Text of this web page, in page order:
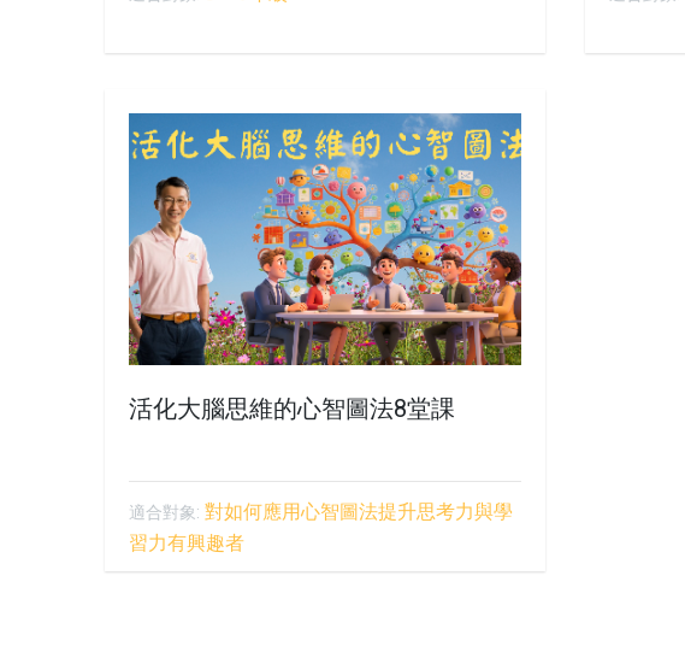
活化大腦思維的心智圖法8堂課
適合對象: 對如何應用心智圖法提升思考力與學
習力有興趣者